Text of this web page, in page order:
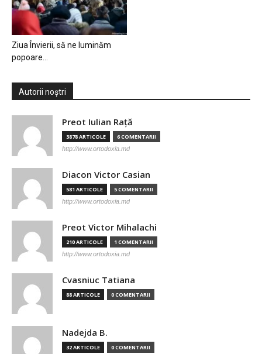
Ziua Învierii, să ne luminăm
popoare…
Autorii noștri
Preot Iulian Raţă
3878 ARTICOLE 6 COMENTARII
http://www.ortodoxia.md
Diacon Victor Casian
581 ARTICOLE 5 COMENTARII
http://www.ortodoxia.md
Preot Victor Mihalachi
210 ARTICOLE 1 COMENTARII
http://www.ortodoxia.md
Cvasniuc Tatiana
88 ARTICOLE 0 COMENTARII
Nadejda B.
32 ARTICOLE 0 COMENTARII